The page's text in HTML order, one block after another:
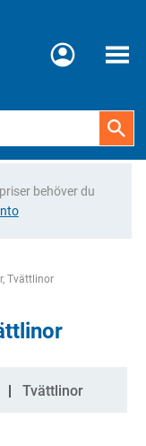
Meny
behöver du
Tvättlinor
Tvättlinor